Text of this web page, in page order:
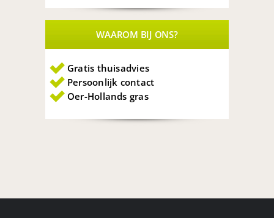
WAAROM BIJ ONS?
Gratis thuisadvies
Persoonlijk contact
Oer-Hollands gras